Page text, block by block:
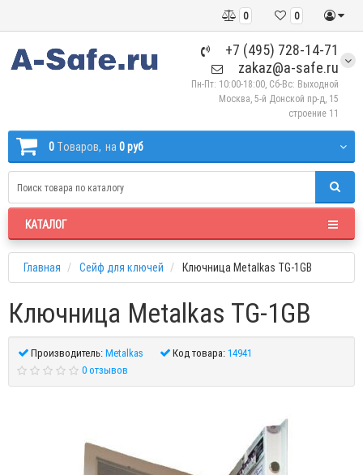
0
0
+7 (495) 728-14-71
zakaz@a-safe.ru
Пн-Пт: 10:00-18:00, Сб-Вс: Выходной
Москва, 5-й Донской пр-д, 15
строение 11
0 Tоваров, на 0 руб
КАТАЛОГ
Главная Сейф для ключей Ключница Metalkas TG-1GB
Ключница Metalkas TG-1GB
Производитель:Metalkas Код товара:14941
0 отзывов